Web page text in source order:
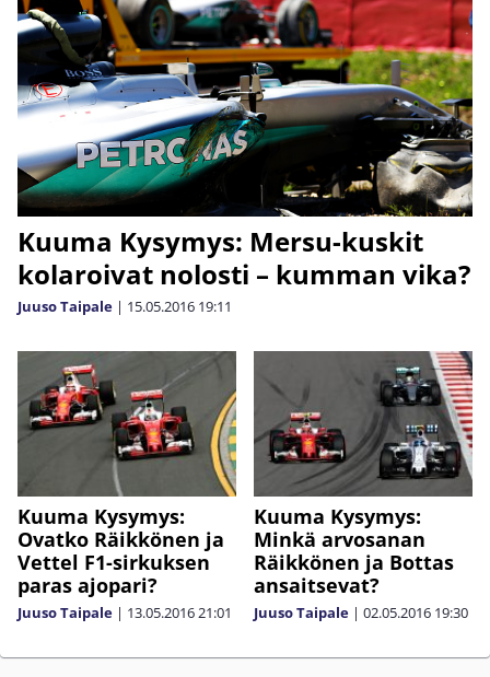
Kuuma Kysymys: Mersu-kuskit
kolaroivat nolosti – kumman vika?
Juuso Taipale | 15.05.2016 19:11
Kuuma Kysymys:
Ovatko Räikkönen ja
Vettel F1-sirkuksen
paras ajopari?
Juuso Taipale | 13.05.201621:01
Kuuma Kysymys:
Minkä arvosanan
Räikkönen ja Bottas
ansaitsevat?
Juuso Taipale | 02.05.2016 19:30